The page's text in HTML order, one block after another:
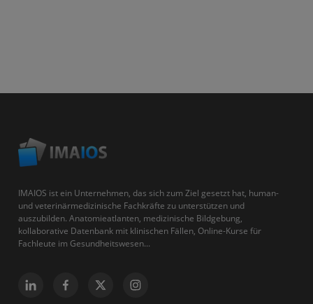
IMAIOS ist ein Unternehmen, das sich zum Ziel gesetzt hat, human-
und veterinärmedizinische Fachkräfte zu unterstützen und
auszubilden. Anatomieatlanten, medizinische Bildgebung,
kollaborative Datenbank mit klinischen Fällen, Online-Kurse für
Fachleute im Gesundheitswesen...